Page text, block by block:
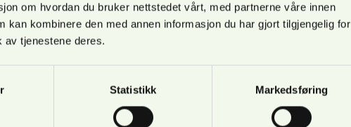
om hvordan du bruker nettstedet vårt, med partnerne våre innen
kan kombinere den med annen informasjon du har gjort tilgjengelig for
av tjenestene deres.
Statistikk Markedsføring
vil medføre ytterligere skade på vegen, sier Benthe E.